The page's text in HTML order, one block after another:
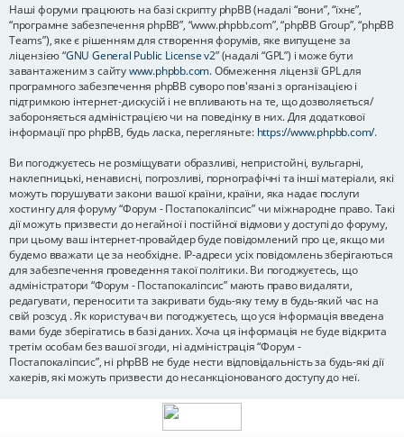
Наші форуми працюють на базі скрипту phpBB (надалі “вони”, “їхнє”,
“програмне забезпечення phpBB”, “www.phpbb.com”, “phpBB Group”, “phpBB
Teams”), яке є рішенням для створення форумів, яке випущене за
ліцензією “GNU General Public License v2” (надалі “GPL”) і може бути
завантаженим з сайтуwww.phpbb.com. Обмеження ліцензії GPL для
програмного забезпечення phpBB суворо пов'язані з організацією і
підтримкою інтернет-дискусій і не впливають на те, що дозволяється/
забороняється адміністрацією чи на поведінку в них. Для додаткової
інформації про phpBB, будь ласка, перегляньте: https://www.phpbb.com/.
Ви погоджуєтесь не розміщувати образливі, непристойні, вульгарні,
наклепницькі, ненависні, погрозливі, порнографічні та інші матеріали, які
можуть порушувати закони вашої країни, країни, яка надає послуги
хостингу для форуму “Форум - Постапокаліпсис” чи міжнародне право. Такі
дії можуть призвести до негайної і постійної відмови у доступі до форуму,
при цьому ваш інтернет-провайдер буде повідомлений про це, якщо ми
будемо вважати це за необхідне. IP-адреси усіх повідомлень зберігаються
для забезпечення проведення такої політики. Ви погоджуєтесь, що
адміністратори “Форум - Постапокаліпсис” мають право видаляти,
редагувати, переносити та закривати будь-яку тему в будь-який час на
свій розсуд . Як користувач ви погоджуєтесь, що уся інформація введена
вами буде зберігатись в базі даних. Хоча ця інформація не буде відкрита
третім особам без вашої згоди, ні адміністрація “Форум -
Постапокаліпсис”, ні phpBB не буде нести відповідальність за будь-які дії
хакерів, які можуть призвести до несанкціонованого доступу до неї.